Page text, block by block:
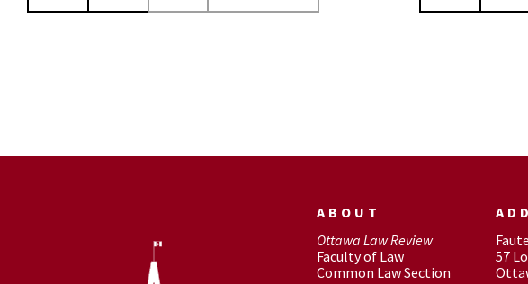
ABOUT
Ottawa Law Review
Faculty of Law
Common Law Section
57